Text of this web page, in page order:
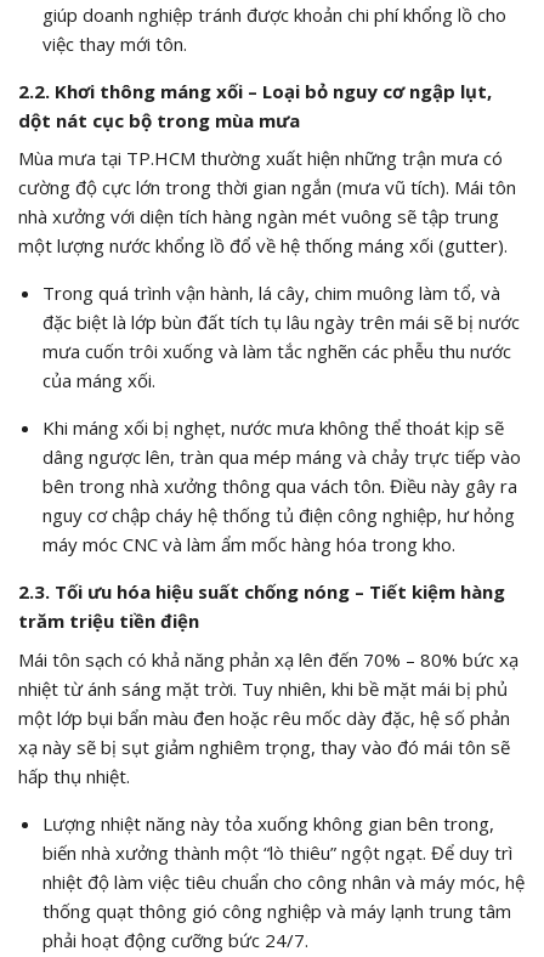
giúp doanh nghiệp tránh được khoản chi phí khổng lồ cho
việc thay mới tôn.
2.2. Khơi thông máng xối – Loại bỏ nguy cơ ngập lụt,
dột nát cục bộ trong mùa mưa
Mùa mưa tại TP.HCM thường xuất hiện những trận mưa có
cường độ cực lớn trong thời gian ngắn (mưa vũ tích). Mái tôn
nhà xưởng với diện tích hàng ngàn mét vuông sẽ tập trung
một lượng nước khổng lồ đổ về hệ thống máng xối (gutter).
Trong quá trình vận hành, lá cây, chim muông làm tổ, và
đặc biệt là lớp bùn đất tích tụ lâu ngày trên mái sẽ bị nước
mưa cuốn trôi xuống và làm tắc nghẽn các phễu thu nước
của máng xối.
Khi máng xối bị nghẹt, nước mưa không thể thoát kịp sẽ
dâng ngược lên, tràn qua mép máng và chảy trực tiếp vào
bên trong nhà xưởng thông qua vách tôn. Điều này gây ra
nguy cơ chập cháy hệ thống tủ điện công nghiệp, hư hỏng
máy móc CNC và làm ẩm mốc hàng hóa trong kho.
2.3. Tối ưu hóa hiệu suất chống nóng – Tiết kiệm hàng
trăm triệu tiền điện
Mái tôn sạch có khả năng phản xạ lên đến 70% – 80% bức xạ
nhiệt từ ánh sáng mặt trời. Tuy nhiên, khi bề mặt mái bị phủ
một lớp bụi bẩn màu đen hoặc rêu mốc dày đặc, hệ số phản
xạ này sẽ bị sụt giảm nghiêm trọng, thay vào đó mái tôn sẽ
hấp thụ nhiệt.
Lượng nhiệt năng này tỏa xuống không gian bên trong,
biến nhà xưởng thành một “lò thiêu” ngột ngạt. Để duy trì
nhiệt độ làm việc tiêu chuẩn cho công nhân và máy móc, hệ
thống quạt thông gió công nghiệp và máy lạnh trung tâm
phải hoạt động cưỡng bức 24/7.